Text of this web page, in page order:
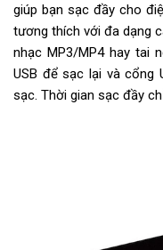
giúp bạn sạc đầy cho
tương thích với đa dạng
nhạc MP3/MP4 hay tai
USB để sạc lại và cổng
sạc. Thời gian sạc đầy